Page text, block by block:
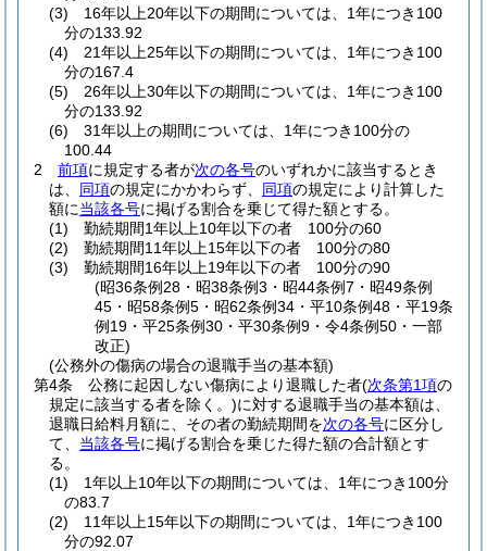
(3)
16年以上20年以下の期間については、1年につき100
分の133.92
(4)
21年以上25年以下の期間については、1年につき100
分の167.4
(5)
26年以上30年以下の期間については、1年につき100
分の133.92
(6)
31年以上の期間については、1年につき100分の
100.44
2
前項に規定する者が次の各号のいずれかに該当するとき
は、 同項の規定にかかわらず、 同項の規定により計算した
額に当該各号に掲げる割合を乗じて得た額とする。
(1)
勤続期間1年以上10年以下の者 100分の60
(2)
勤続期間11年以上15年以下の者 100分の80
(3)
勤続期間16年以上19年以下の者 100分の90
(昭36条例28・昭38条例3・昭44条例7・昭49条例
45・昭58条例5・昭62条例34・平10条例48・平19条
例19・平25条例30・平30条例9・令4条例50・一部
改正)
(公務外の傷病の場合の退職手当の基本額)
第4条
公務に起因しない傷病により退職した者(次条第1項の
規定に該当する者を除く。)に対する退職手当の基本額は、
退職日給料月額に、その者の勤続期間を次の各号に区分し
て、 当該各号に掲げる割合を乗じた得た額の合計額とす
る。
(1)
1年以上10年以下の期間については、1年につき100分
の83.7
(2)
11年以上15年以下の期間については、1年につき100
分の92.07